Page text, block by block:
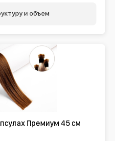
и объем
Премиум 45 см